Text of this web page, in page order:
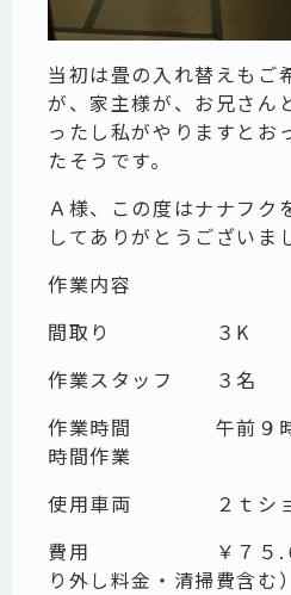
当初は畳の入れ替えもご
が、家主様が、お兄さん
ったし私がやりますとお
たそうです。
Ａ様、この度はナナフク
してありがとうございま
作業内容
間取り ３K
作業スタッフ ３名
作業時間 午前９時
時間作業
使用車両 ２ｔショ
費用 ￥７５.６０
り外し料金・清掃費含む）